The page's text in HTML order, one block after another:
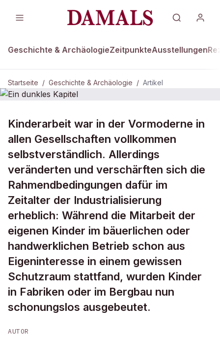
Geschichte & ArchäologieZeitpunkteAusstellungen
Startseite / Geschichte & Archäologie / Artikel
GESCHICHTE & ARCHÄOLOGIE
Ein dunkles Kapitel
Kinderarbeit war in der Vormoderne in
allen Gesellschaften vollkommen
selbstverständlich. Allerdings
veränderten und verschärften sich die
Rahmendbedingungen dafür im
Zeitalter der Industrialisierung
erheblich: Während die Mitarbeit der
eigenen Kinder im bäuerlichen oder
handwerklichen Betrieb schon aus
Eigeninteresse in einem gewissen
Schutzraum stattfand, wurden Kinder
in Fabriken oder im Bergbau nun
schonungslos ausgebeutet.
AUTOR